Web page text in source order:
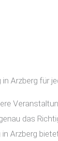
Arzberg für
das
Arzberg